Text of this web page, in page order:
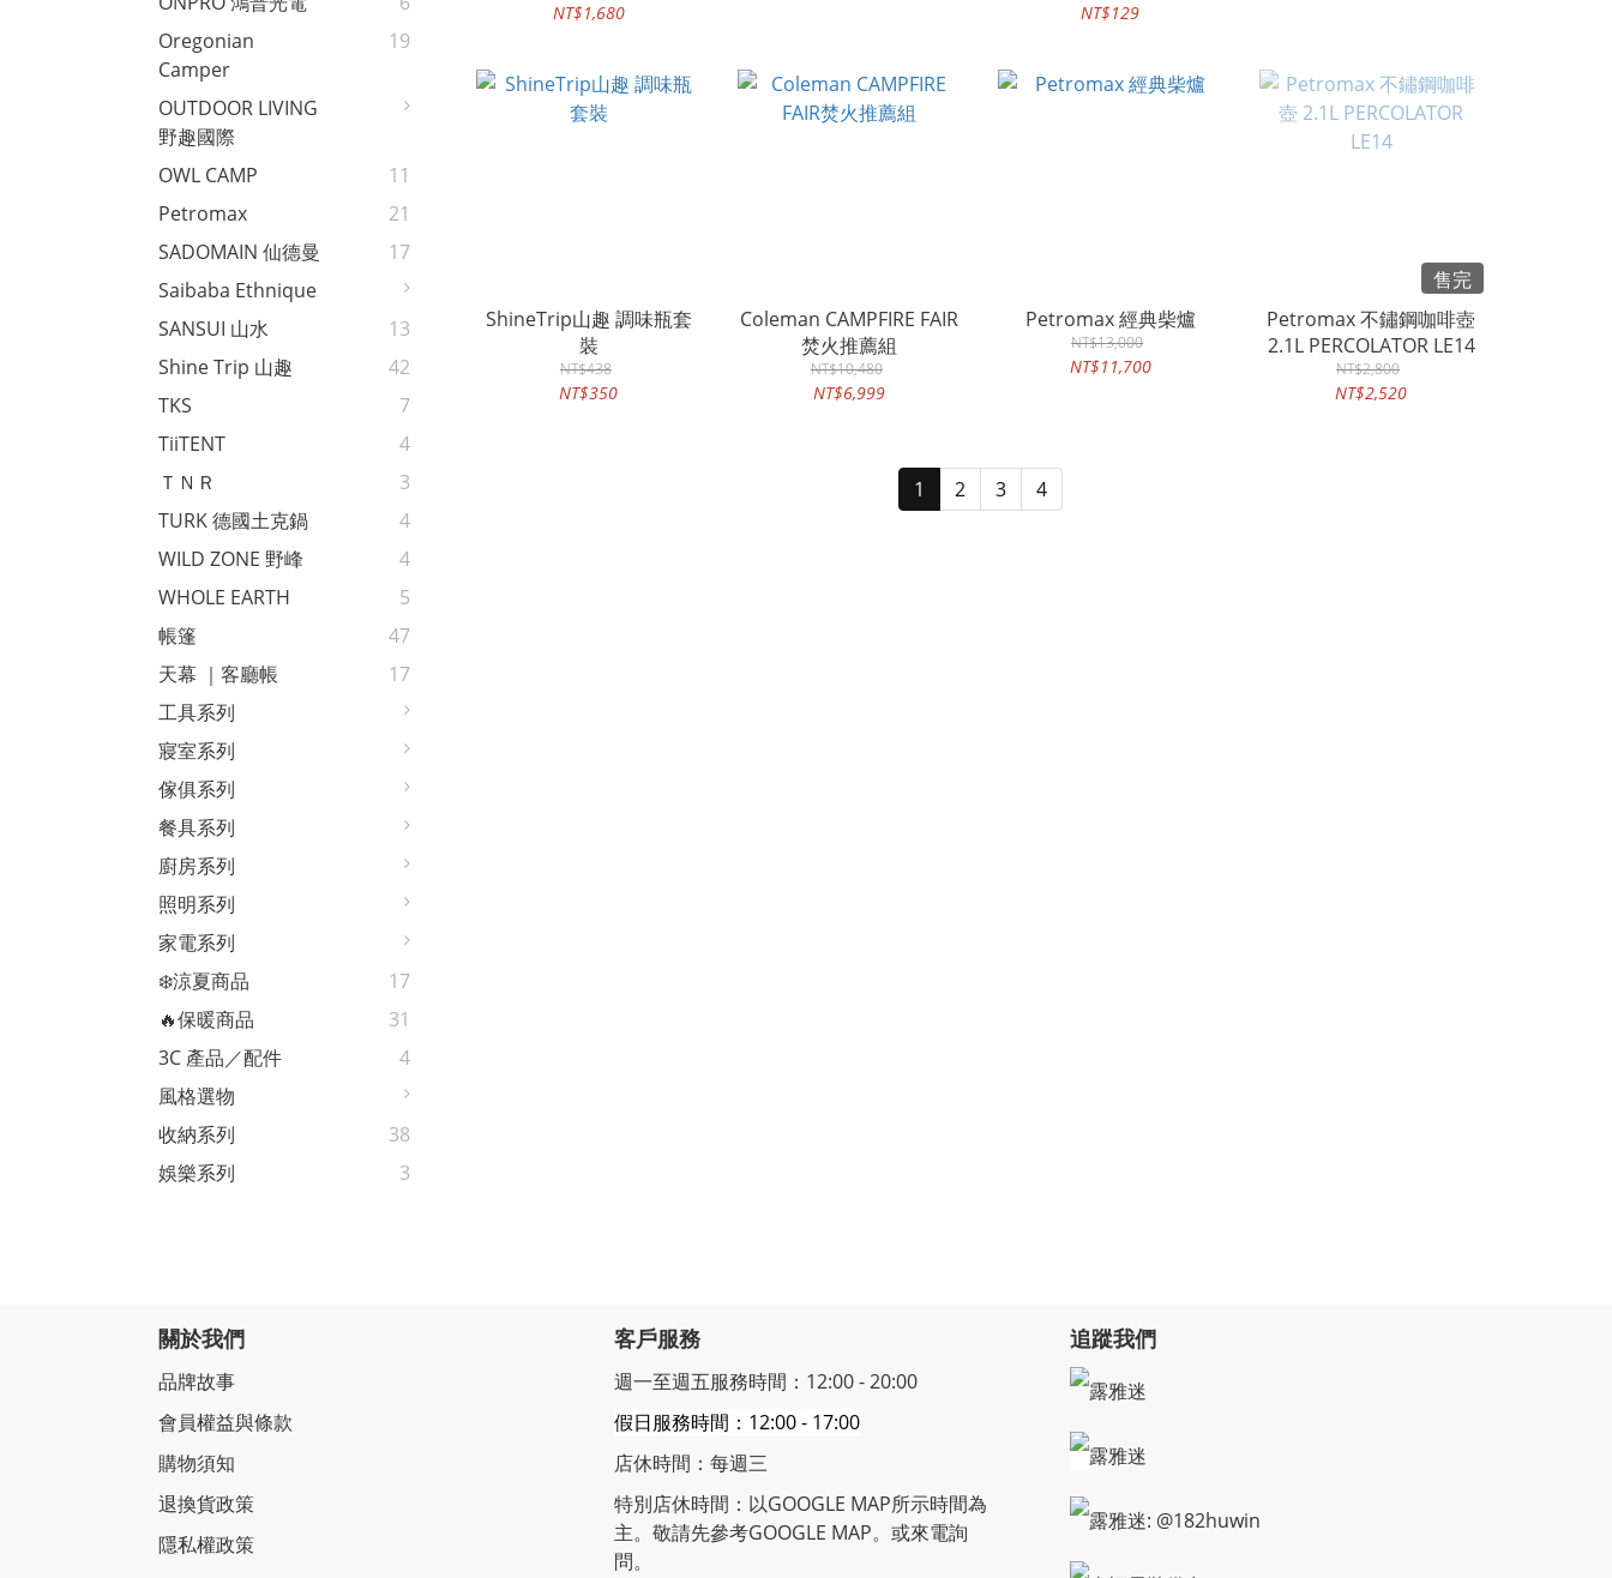
Oregonian
Camper
19
OUTDOOR LIVING
野趣國際
OWL CAMP
11
Petromax
21
SADOMAIN 仙德曼
17
Saibaba Ethnique
SANSUI 山水
13
Shine Trip 山趣
42
TKS
7
TiiTENT
4
ＴＮＲ
3
TURK 德國土克鍋
4
WILD ZONE 野峰
4
WHOLE EARTH
5
帳篷
47
天幕 ｜客廳帳
17
工具系列
寢室系列
傢俱系列
餐具系列
廚房系列
照明系列
家電系列
❄️涼夏商品
17
🔥保暖商品
31
3C 產品／配件
4
風格選物
收納系列
38
娛樂系列
3
NT$1,680 NT$129
ShineTrip山趣 調味瓶套
裝
NT$438
NT$350
Coleman CAMPFIRE FAIR
焚火推薦組
NT$10,480
NT$6,999
Petromax 經典柴爐
NT$13,000
NT$11,700
售完
Petromax 不鏽鋼咖啡壺
2.1L PERCOLATOR LE14
NT$2,800
NT$2,520
1 2 3 4
關於我們
品牌故事
會員權益與條款
購物須知
退換貨政策
隱私權政策
客戶服務
週一至週五服務時間：12:00 - 20:00
假日服務時間：12:00 - 17:00
店休時間：每週三
特別店休時間：以GOOGLE MAP所示時間為
主。敬請先參考GOOGLE MAP。或來電詢
問。
追蹤我們
露雅迷
露雅迷
露雅迷: @182huwin